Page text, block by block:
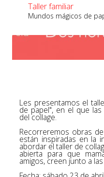
Taller familiar
Mundos mágicos de
Les presentamos el
de papel", en el que
del collage.
Recorreremos obras
están inspiradas en la
abordar el taller de
abierta para que
amigos, creen junto a